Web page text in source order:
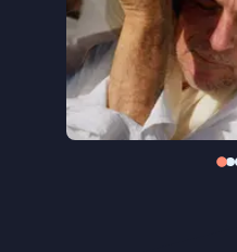
The Coriolis Effectging
het Movies That Matter
Naast het visuele
betoverende muziek
Kaapverdische
film tot een denderende